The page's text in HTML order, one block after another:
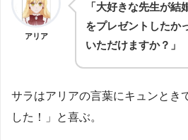
アリア
「大好きな先生が
をプレゼントしたか
いただけますか？」
サラはアリアの言葉にキュンとき
した！」と喜ぶ。